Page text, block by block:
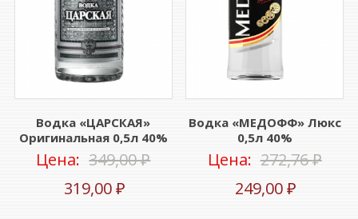
Водка «ЦАРСКАЯ»
Оригинальная 0,5л 40%
Цена: 349,00₽Первоначальная
319,00₽Текущая
Водка «МЕДОФФ» Люкс
0,5л 40%
Цена: 272,76₽
249,00₽